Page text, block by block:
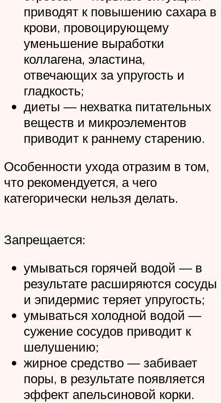
приводят к повышению сахара в
крови, провоцирующему
уменьшение выработки
коллагена, эластина,
отвечающих за упругость и
гладкость;
диеты — нехватка питательных
веществ и микроэлементов
приводит к раннему старению.
Особенности ухода отразим в том,
что рекомендуется, а чего
категорически нельзя делать.
Запрещается:
умываться горячей водой — в
результате расширяются сосуды
и эпидермис теряет упругость;
умываться холодной водой —
сужение сосудов приводит к
шелушению;
жирное средство — забивает
поры, в результате появляется
эффект апельсиновой корки.